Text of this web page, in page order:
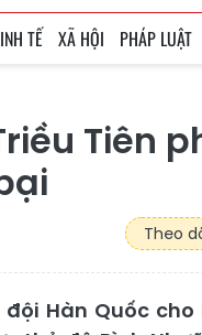
TẾ XÃ HỘI PHÁP LUẬT
Tiên
Theo
Hàn Quốc